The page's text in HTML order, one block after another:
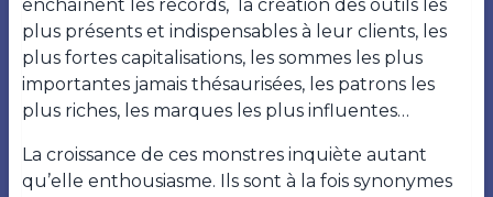
enchaînent les records,
la création des outils les
plus présents et indispensables à leur clients, les
plus fortes capitalisations, les sommes les plus
importantes jamais thésaurisées, les patrons les
plus riches, les marques les plus influentes…
La croissance de ces monstres inquiète autant
qu’elle enthousiasme. Ils sont à la fois synonymes